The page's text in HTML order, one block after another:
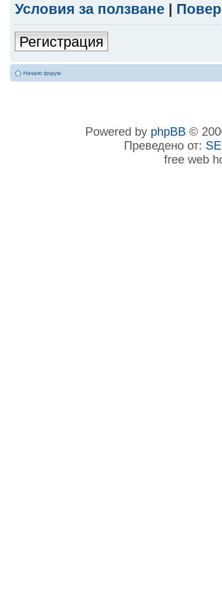
Условия за ползване |
Регистрация
Начало форум
Powered by phpBB ©
Преведено от:
free web